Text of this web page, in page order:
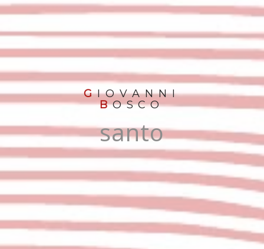
GIOVANNI
BOSCO
santo